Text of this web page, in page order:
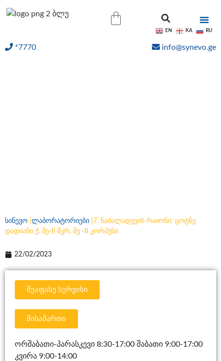
*7770 info@synevo.ge
სინევო ლაბორატორიები
7. ნაძალადევის რაიონი: ცოტნე
დადიანი ქ. მე-II მკრ. მე -II კორპუსი
22/02/2023
შეაფასე სერვისი
მისამართი
ორშაბათი-პარასკევი 8:30-17:00 შაბათი 9:00-17:00
კვირა 9:00-14:00
EN KA RU